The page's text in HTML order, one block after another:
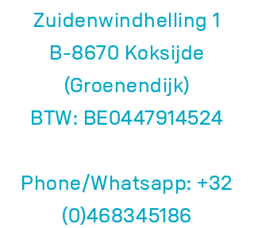
Zuidenwindhelling 1
B-8670 Koksijde
(Groenendijk)
BTW: BE0447914524
Phone/Whatsapp: +32
(0)468345186